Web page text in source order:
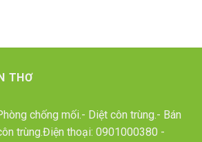
THƠ
chống mối.- Diệt côn trùng.- Bán
trùng.Điện thoại: 0901000380 -